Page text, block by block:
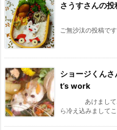
さうすさんの投
ちびぶぅ
ご無沙汰の投稿で
ショージくん
t’s work
あけましてお
ら冷え込みまして